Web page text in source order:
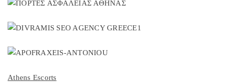
Athens Escorts